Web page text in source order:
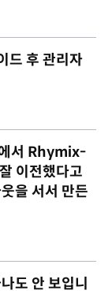
후 관리자
서 Rhymix-
이전했다고
을 서서 만든
도 안 보입니